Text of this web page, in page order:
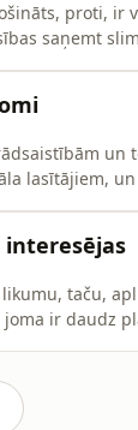
proti, ir
saņemt
un
lasītājiem, un
taču,
ir daudz